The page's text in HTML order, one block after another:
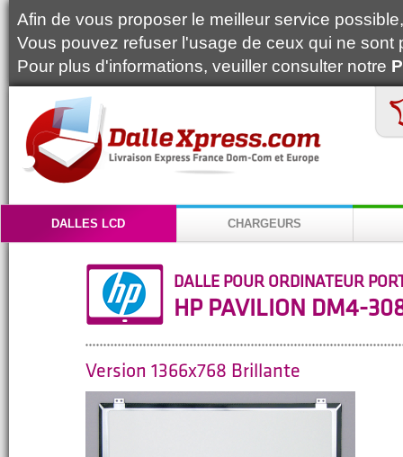
Afin de vous proposer le meilleur service
Vous pouvez refuser l'usage de ceux qui ne
Pour plus d'informations, veuiller consulter notre
DALLES LCD CHARGEURS
DALLE POUR ORDINATEUR
HP PAVILION DM4-
Version 1366x768 Brillante